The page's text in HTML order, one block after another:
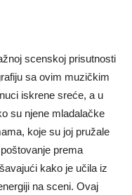
scenskoj prisutnosti
sa ovim muzičkim
iskrene sreće, a u
su njene mladalačke
koje su joj pružale
prema
kako je učila iz
na sceni. Ovaj